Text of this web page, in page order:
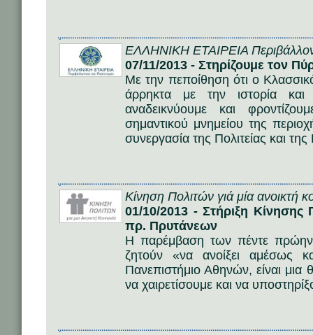
ΕΛΛΗΝΙΚΗ ΕΤΑΙΡΕΙΑ
07/11/2013 - Στηρίζουμε τον
Με την πεποίθηση ότι ο
άρρηκτα με την ιστορία
αναδεικνύουμε και
σημαντικού μνημείου της
συνεργασία της Πολιτείας και
Κίνηση Πολιτών γιά μία ανοικτή
01/10/2013 - Στήριξη
πρ. Πρυτάνεων
Η παρέμβαση των πέντε
ζητούν «να ανοίξει αμέσως
Πανεπιστήμιο Αθηνών, είναι
να χαιρετίσουμε και να